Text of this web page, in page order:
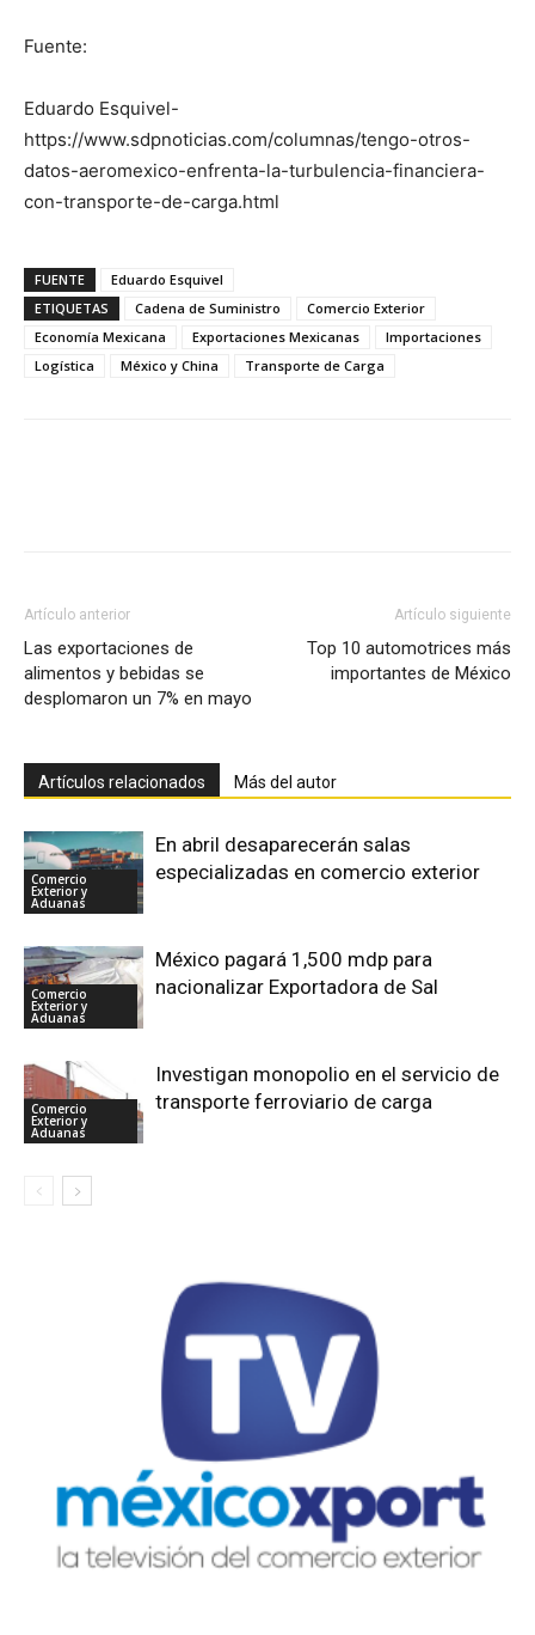
Fuente:
Eduardo Esquivel-
https://www.sdpnoticias.com/columnas/tengo-otros-
datos-aeromexico-enfrenta-la-turbulencia-financiera-
con-transporte-de-carga.html
FUENTE
Eduardo Esquivel
ETIQUETAS
Cadena de Suministro
Comercio Exterior
Economía Mexicana
Exportaciones Mexicanas
Importaciones
Logística
México y China Transporte de Carga
Artículo anterior
Las exportaciones de
alimentos y bebidas se
desplomaron un 7% en mayo
Artículo siguiente
Top 10 automotrices más
importantes de México
Artículos relacionados Más del autor
Comercio
Exterior y
Aduanas
En abril desaparecerán salas
especializadas en comercio exterior
Comercio
Exterior y
Aduanas
México pagará 1,500 mdp para
nacionalizar Exportadora de Sal
Comercio
Exterior y
Aduanas
Investigan monopolio en el servicio de
transporte ferroviario de carga